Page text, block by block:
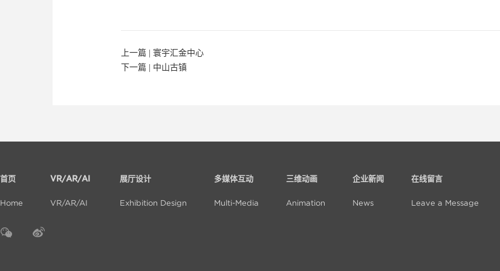
上一篇 | 寰宇汇金中心
下一篇 | 中山古镇
首页
Home
VR/AR/AI
VR/AR/AI
展厅设计
Exhibition Design
多媒体互动
Multi-Media
三维动画
Animation
企业新闻
News
在线留言
Leave a Message